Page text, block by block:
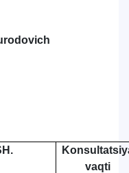
vaqti